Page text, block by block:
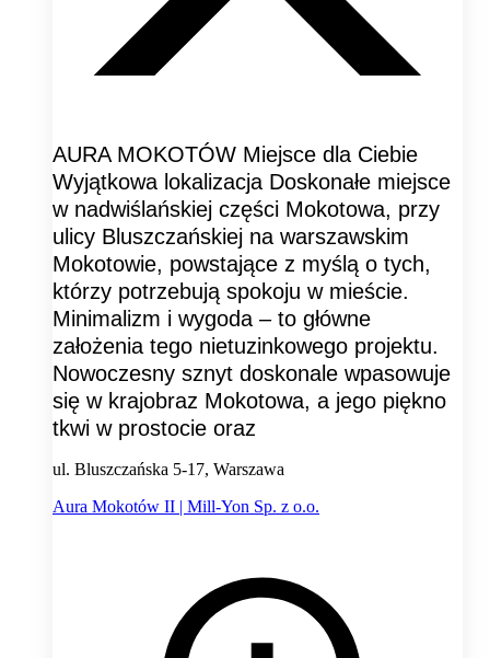
AURA MOKOTÓW Miejsce dla Ciebie
Wyjątkowa lokalizacja Doskonałe miejsce
w nadwiślańskiej części Mokotowa, przy
ulicy Bluszczańskiej na warszawskim
Mokotowie, powstające z myślą o tych,
którzy potrzebują spokoju w mieście.
Minimalizm i wygoda – to główne
założenia tego nietuzinkowego projektu.
Nowoczesny sznyt doskonale wpasowuje
się w krajobraz Mokotowa, a jego piękno
tkwi w prostocie oraz
ul. Bluszczańska 5-17, Warszawa
Aura Mokotów II | Mill-Yon Sp. z o.o.